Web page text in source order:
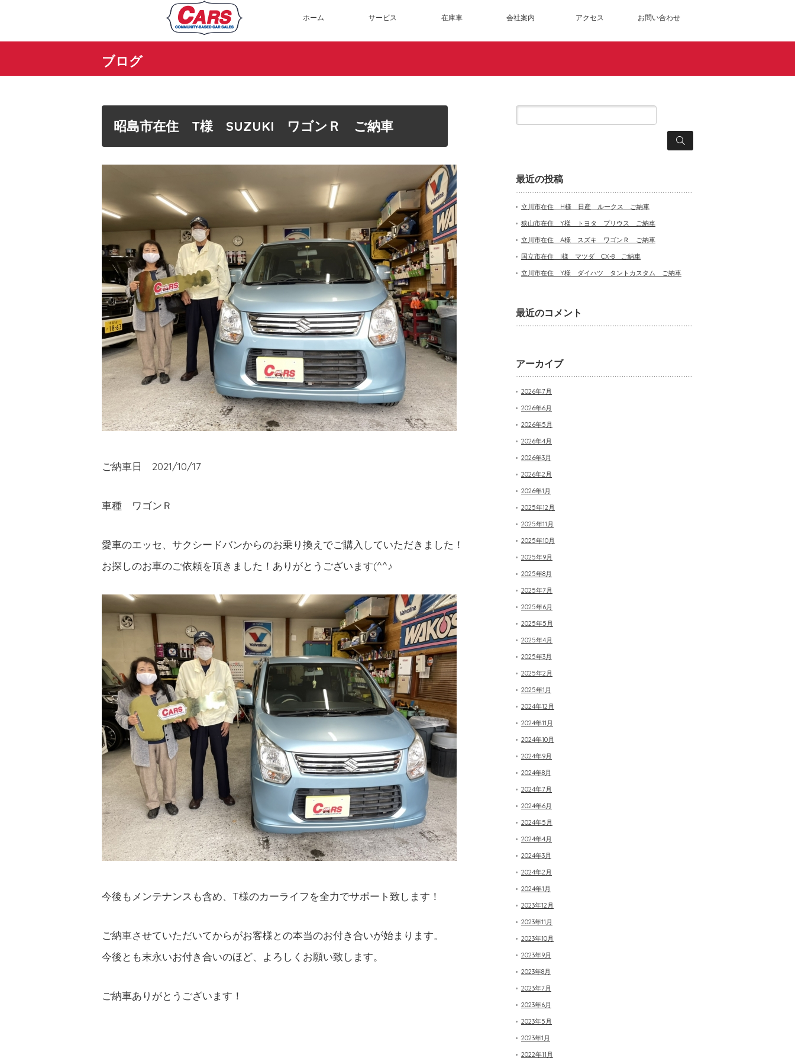
ホーム サービス 在庫車 会社案内 アクセス お問い合わせ
ブログ
昭島市在住 T様 SUZUKI ワゴンＲ ご納車
ご納車日 2021/10/17
車種 ワゴンＲ
愛車のエッセ、サクシードバンからのお乗り換えでご購入していただきました！
お探しのお車のご依頼を頂きました！ありがとうございます(^^♪
今後もメンテナンスも含め、T様のカーライフを全力でサポート致します！
ご納車させていただいてからがお客様との本当のお付き合いが始まります。
今後とも末永いお付き合いのほど、よろしくお願い致します。
ご納車ありがとうございます！
最近の投稿
立川市在住 H様 日産 ルークス ご納車
狭山市在住 Y様 トヨタ プリウス ご納車
立川市在住 A様 スズキ ワゴンＲ ご納車
国立市在住 I様 マツダ CX-8 ご納車
立川市在住 Y様 ダイハツ タントカスタム ご納車
最近のコメント
アーカイブ
2026年7月
2026年6月
2026年5月
2026年4月
2026年3月
2026年2月
2026年1月
2025年12月
2025年11月
2025年10月
2025年9月
2025年8月
2025年7月
2025年6月
2025年5月
2025年4月
2025年3月
2025年2月
2025年1月
2024年12月
2024年11月
2024年10月
2024年9月
2024年8月
2024年7月
2024年6月
2024年5月
2024年4月
2024年3月
2024年2月
2024年1月
2023年12月
2023年11月
2023年10月
2023年9月
2023年8月
2023年7月
2023年6月
2023年5月
2023年1月
2022年11月